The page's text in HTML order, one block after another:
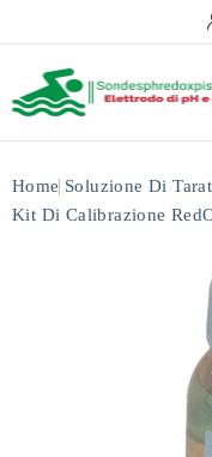
Home Soluzione Di
Kit Di Calibrazione